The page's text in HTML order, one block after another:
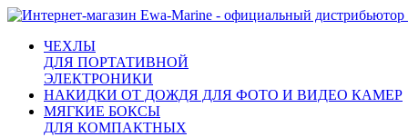
ЧЕХЛЫ
ДЛЯ ПОРТАТИВНОЙ
ЭЛЕКТРОНИКИ
НАКИДКИ ОТ ДОЖДЯ ДЛЯ ФОТО И ВИДЕО КАМЕР
МЯГКИЕ БОКСЫ
ДЛЯ КОМПАКТНЫХ